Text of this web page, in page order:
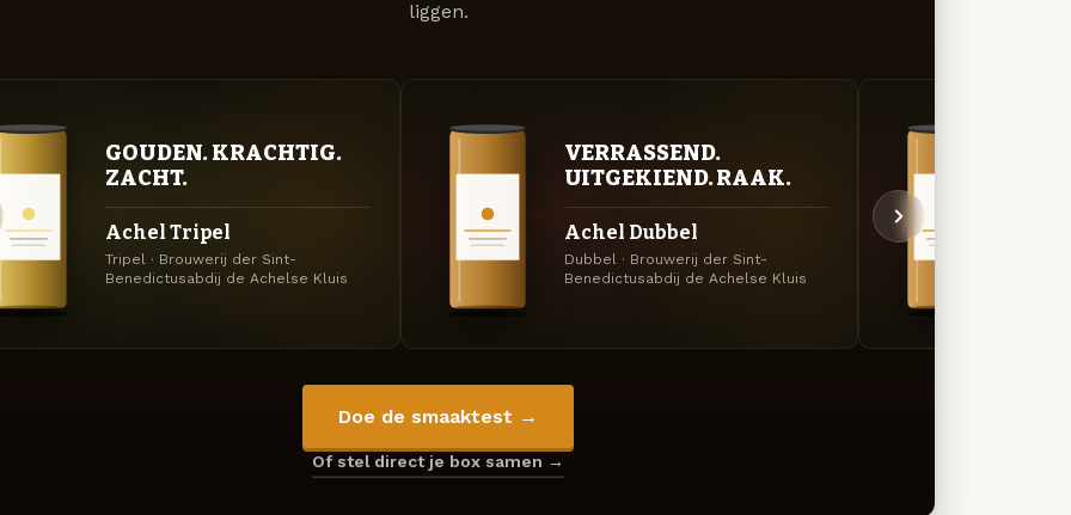
liggen.
GOUDEN. KRACHTIG.
ZACHT.
Achel Tripel
Tripel · Brouwerij der Sint-
Benedictusabdij de Achelse Kluis
VERRASSEND.
UITGEKIEND. RAAK.
Achel Dubbel
Dubbel · Brouwerij der Sint-
Benedictusabdij de Achelse Kluis
Doe de smaaktest →
Of stel direct je box samen →